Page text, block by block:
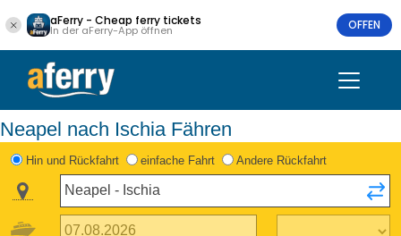
aFerry - Cheap ferry tickets
In der aFerry-App öffnen OFFEN
Neapel nach Ischia Fähren
Hin und Rückfahrt einfache Fahrt Andere Rückfahrt